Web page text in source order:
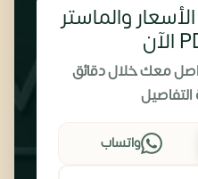
والماستر
معك خلال دقائق
واتساب